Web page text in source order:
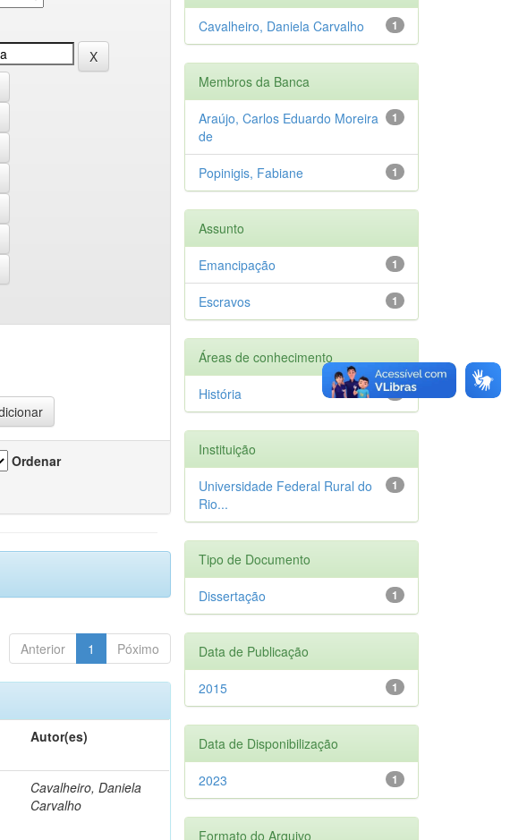
Ordenar
Anterior 1 Póximo
Autor(es)
Cavalheiro, Daniela
Carvalho
1
Cavalheiro, Daniela Carvalho
Membros da Banca
1
Araújo, Carlos Eduardo Moreira
de
1
Popinigis, Fabiane
Assunto
1
Emancipação
1
Escravos
Áreas de conhecimento
1
História
Instituição
1
Universidade Federal Rural do
Rio...
Tipo de Documento
1
Dissertação
Data de Publicação
1
2015
Data de Disponibilização
1
2023
Formato do Arquivo